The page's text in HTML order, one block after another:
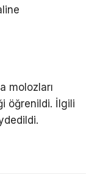
molozları
öğrenildi. İlgili